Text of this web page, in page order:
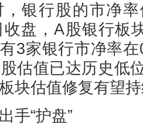
行股的市净率
盘，A股银行板
3家银行市净率
估值已达历史低
块估值修复有望
“护盘”